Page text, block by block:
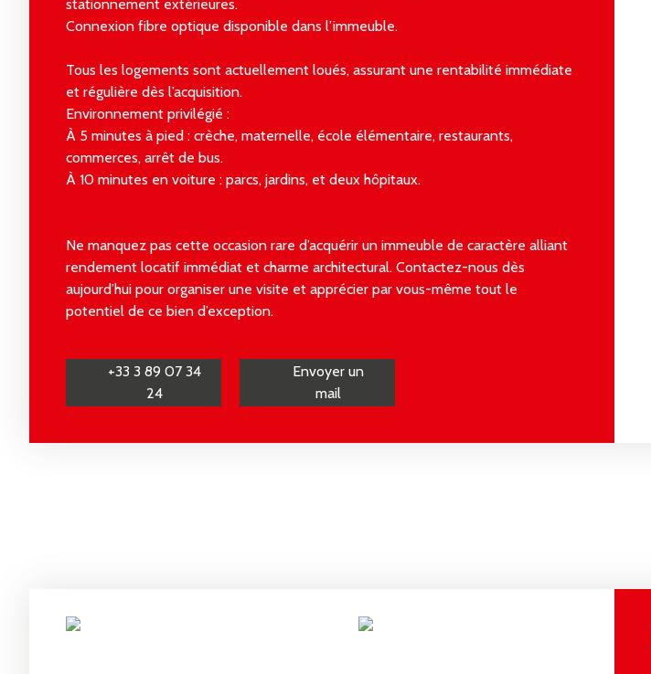
stationnement extérieures.
Connexion fibre optique disponible dans l’immeuble.
Tous les logements sont actuellement loués, assurant une rentabilité immédiate
et régulière dès l’acquisition.
Environnement privilégié :
À 5 minutes à pied : crèche, maternelle, école élémentaire, restaurants,
commerces, arrêt de bus.
À 10 minutes en voiture : parcs, jardins, et deux hôpitaux.
Ne manquez pas cette occasion rare d’acquérir un immeuble de caractère alliant
rendement locatif immédiat et charme architectural. Contactez-nous dès
aujourd’hui pour organiser une visite et apprécier par vous-même tout le
potentiel de ce bien d’exception.
+33 3 89 07 34
24
Envoyer un
mail